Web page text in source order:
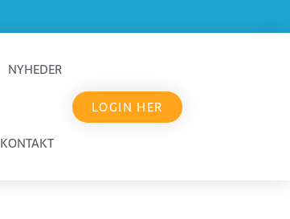
NYHEDER
KONTAKT
LOGIN HER